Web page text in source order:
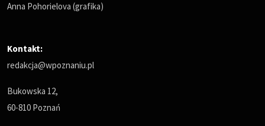
Anna Pohorielova (grafika)
Kontakt:
redakcja@wpoznaniu.pl
Bukowska 12,
60-810 Poznań